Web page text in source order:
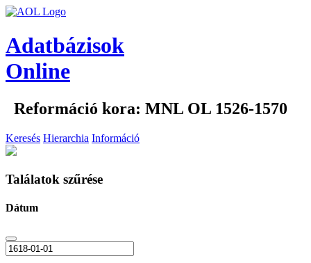
Adatbázisok
Online
Reformáció kora: MNL OL 1526-1570
Keresés Hierarchia Információ
Találatok szűrése
Dátum